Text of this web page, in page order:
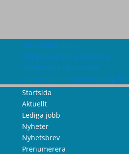
Om webbplatsen
Tillgänglighetsredogörelse
Information om cookies
Information om personuppgifter
Startsida
Aktuellt
Lediga jobb
Nyheter
Nyhetsbrev
Prenumerera